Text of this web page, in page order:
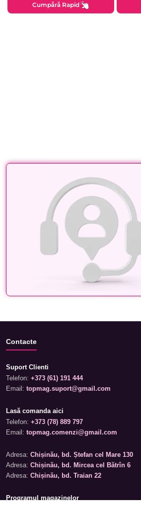
Cumpără Rapid
Contacte
Suport Clienti
Telefon: +373 (61) 191 444
Email: topmag.suport@gmail.com
Lasă comanda aici
Telefon: +373 (78) 889 797
Email: topmag.comenzi@gmail.com
Adresa: Chișinău, bd. Ștefan cel Mare 130
Adresa: Chișinău, bd. Mircea cel Bătrîn 6
Adresa: Chișinău, bd. Traian 22
Programul magazinelor